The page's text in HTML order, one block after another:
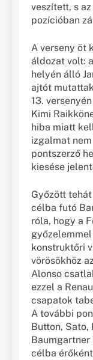
veszített, s
pozícióban
A verseny öt
áldozat volt:
helyén álló
ajtót
13.
Kimi
hiba miatt
izgalmat
pontszerző
kiesése
Győzött
célba futó
róla, hogy a
konstruktőri
vörösökhöz
Alonso
ezzel a
csapatok
A további
Button, Sato,
Baumgartner
célba